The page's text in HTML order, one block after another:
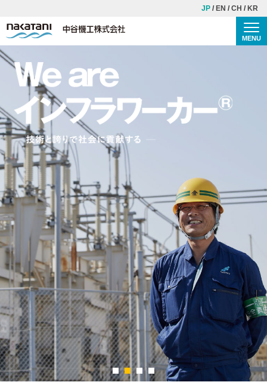
MENU
中谷機工について
理念・ご挨拶
会社概要
歴史
安全・品質への取り組み
事業紹介
施工事例
CSR
安全・品質への取り組み
社会貢献への取り組み
SDGsへの取り組み
働きやすさへの取り組み
JP EN CH KR